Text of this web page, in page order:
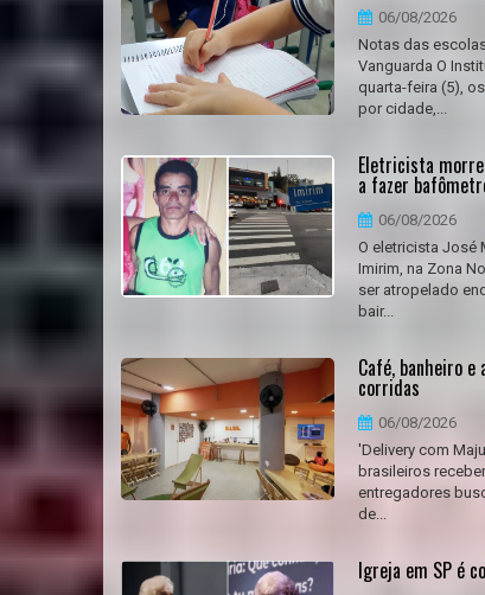
06/08/2026
Notas das
Vanguarda O
quarta-feira (5),
por cidade,...
Eletricista
a fazer
06/08/2026
O eletricista José
Imirim, na Zona
ser atropelado
bair...
Café, banheiro
corridas
06/08/2026
'Delivery com
brasileiros
entregadores
de...
Igreja em SP é